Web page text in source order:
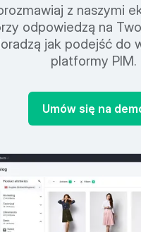
z naszymi
odpowiedzą na
jak podejść do
platformy PIM.
Umów się na